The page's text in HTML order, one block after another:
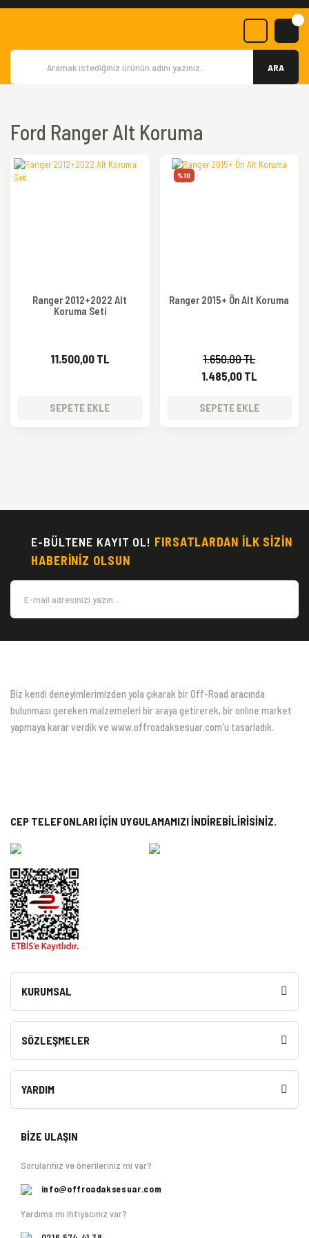
ARA
Ford Ranger Alt Koruma
Ranger 2012+2022 Alt
Koruma Seti
11.500,00 TL
SEPETE EKLE
%10
Ranger 2015+ Ön Alt Koruma
1.650,00 TL
1.485,00 TL
SEPETE EKLE
E-BÜLTENE KAYIT OL! FIRSATLARDAN İLK SİZİN
HABERİNİZ OLSUN
Biz kendi deneyimlerimizden yola çıkarak bir Off-Road aracında
bulunması gereken malzemeleri bir araya getirerek, bir online market
yapmaya karar verdik ve www.offroadaksesuar.com'u tasarladık.
CEP TELEFONLARI İÇİN UYGULAMAMIZI İNDİREBİLİRİSİNİZ.
KURUMSAL
SÖZLEŞMELER
YARDIM
BİZE ULAŞIN
Sorularınız ve önerileriniz mi var?
info@offroadaksesuar.com
Yardıma mı ihtiyacınız var?